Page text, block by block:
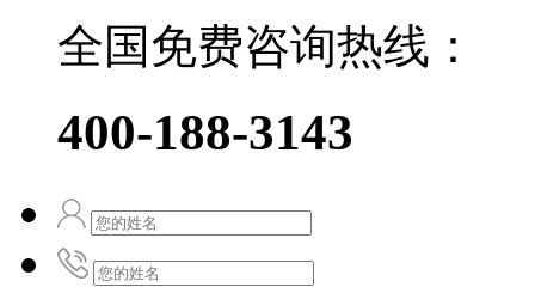
全国免费咨询热线：
400-188-3143